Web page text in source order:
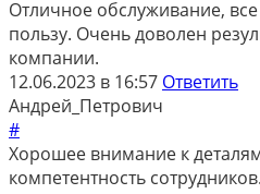
Отличное обслуживание,
пользу. Очень доволен
компании.
12.06.2023 в 16:57 Ответить
Андрей_Петрович
#
Хорошее внимание к
компетентность сотрудников.